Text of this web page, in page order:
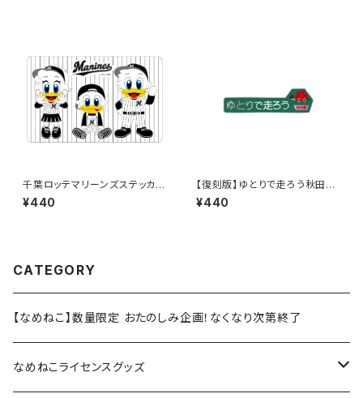
千葉ロッテマリーンズステッカー
10
¥440
【復刻版】ゆとりで走ろう秋田県
（緑）：ステッカー
¥440
CATEGORY
【なめねこ】数量限定 おたのしみ企画！なくなり次第終了
なめねこライセンスグッズ